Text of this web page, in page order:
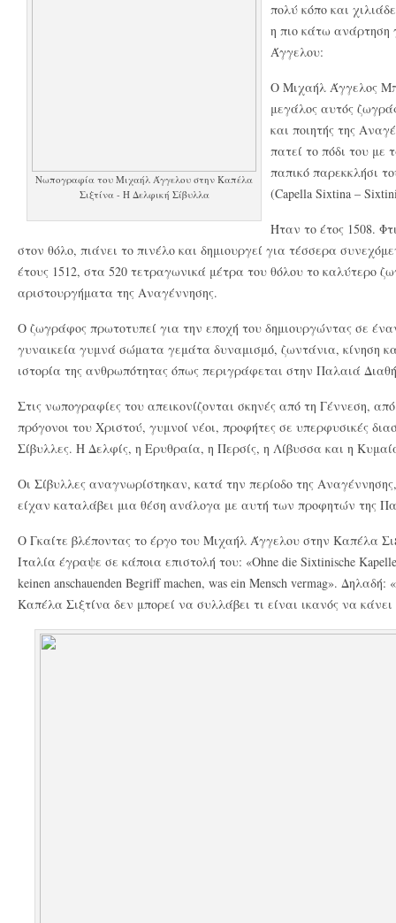
Νωπογραφία του Μιχαήλ Άγγελου στην Καπέλα
Σιξτίνα - Η Δελφική Σίβυλλα
πολύ κόπο και
η πιο κάτω ανάρτηση
Άγγελου:
Ο Μιχαήλ Άγγελος
μεγάλος αυτός
και ποιητής της
πατεί το πόδι του με
παπικό παρεκκλήσι
(Capella Sixtina –
Ήταν το έτος 1508.
στον θόλο, πιάνει το πινέλο και δημιουργεί για τέσσερα
έτους 1512, στα 520 τετραγωνικά μέτρα του θόλου το καλύτερο
αριστουργήματα της Αναγέννησης.
Ο ζωγράφος πρωτοτυπεί για την εποχή του δημιουργώντας σε
γυναικεία γυμνά σώματα γεμάτα δυναμισμό, ζωντάνια, κίνηση
ιστορία της ανθρωπότητας όπως περιγράφεται στην Παλαιά
Στις νωπογραφίες του απεικονίζονται σκηνές από τη Γέννεση,
πρόγονοι του Χριστού, γυμνοί νέοι, προφήτες σε υπερφυσικές
Σίβυλλες. Η Δελφίς, η Ερυθραία, η Περσίς, η Λίβυσσα και η
Οι Σίβυλλες αναγνωρίστηκαν, κατά την περίοδο της
είχαν καταλάβει μια θέση ανάλογα με αυτή των προφητών της
Ο Γκαίτε βλέποντας το έργο του Μιχαήλ Άγγελου στην Καπέλα
Ιταλία έγραψε σε κάποια επιστολή του: «Ohne die Sixtinische Kapelle
keinen anschauenden Begriff machen, was ein Mensch vermag». Δηλαδή:
Καπέλα Σιξτίνα δεν μπορεί να συλλάβει τι είναι ικανός να